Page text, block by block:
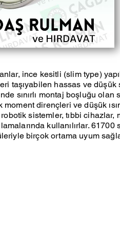
ince kesitli (slim type)
taşıyabilen hassas ve
sınırlı montaj boşluğu
moment dirençleri ve düşük
sistemler, tıbbi
kullanılırlar.
birçok ortama uyum